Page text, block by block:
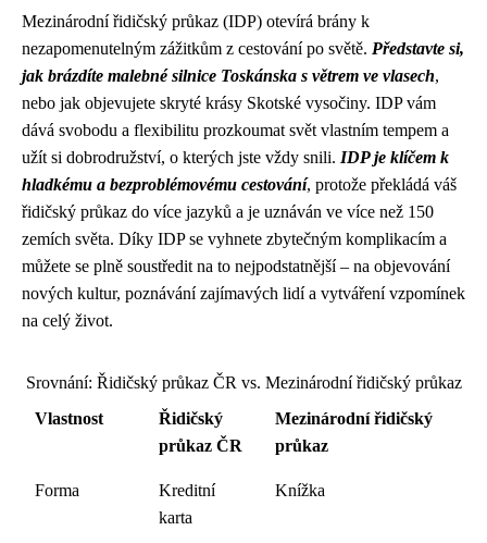
Mezinárodní řidičský průkaz (IDP) otevírá brány k
nezapomenutelným zážitkům z cestování po světě. Představte si,
jak brázdíte malebné silnice Toskánska s větrem ve vlasech,
nebo jak objevujete skryté krásy Skotské vysočiny. IDP vám
dává svobodu a flexibilitu prozkoumat svět vlastním tempem a
užít si dobrodružství, o kterých jste vždy snili. IDP je klíčem k
hladkému a bezproblémovému cestování, protože překládá váš
řidičský průkaz do více jazyků a je uznáván ve více než 150
zemích světa. Díky IDP se vyhnete zbytečným komplikacím a
můžete se plně soustředit na to nejpodstatnější – na objevování
nových kultur, poznávání zajímavých lidí a vytváření vzpomínek
na celý život.
Srovnání: Řidičský průkaz ČR vs. Mezinárodní řidičský průkaz
Vlastnost
Řidičský
průkaz ČR
Mezinárodní řidičský
průkaz
Forma
Kreditní
karta
Knížka